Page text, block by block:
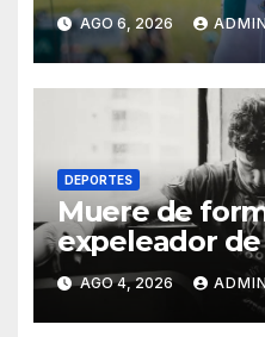
Team Emirates
AGO 6, 2026
DEPORTES
Muere de
expeleador de
investigan las
AGO 4, 2026